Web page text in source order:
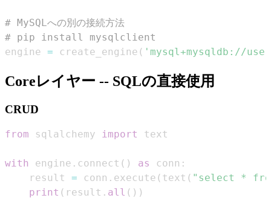
# MySQLへの別の接続方法
# pip install mysqlclient
engine = create_engine ( 'mysql+mysqldb://
Coreレイヤー -- SQLの直接使用
CRUD
from sqlalchemy import
with engine . connect ( ) as conn :
    result
= conn . execute ( text ( "select *
print ( result . all ( ) )